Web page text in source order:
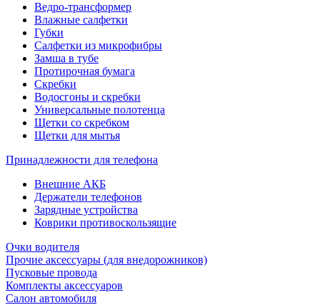
Ведро-трансформер
Влажные салфетки
Губки
Салфетки из микрофибры
Замша в тубе
Протирочная бумага
Скребки
Водосгоны и скребки
Универсальные полотенца
Щетки со скребком
Щетки для мытья
Принадлежности для телефона
Внешние АКБ
Держатели телефонов
Зарядные устройства
Коврики противоскользящие
Очки водителя
Прочие аксессуары (для внедорожников)
Пусковые провода
Комплекты аксессуаров
Салон автомобиля